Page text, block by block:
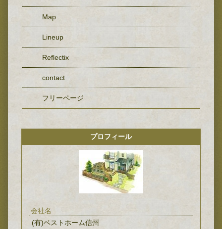
Map
Lineup
Reflectix
contact
フリーページ
プロフィール
会社名
(有)ベストホーム信州